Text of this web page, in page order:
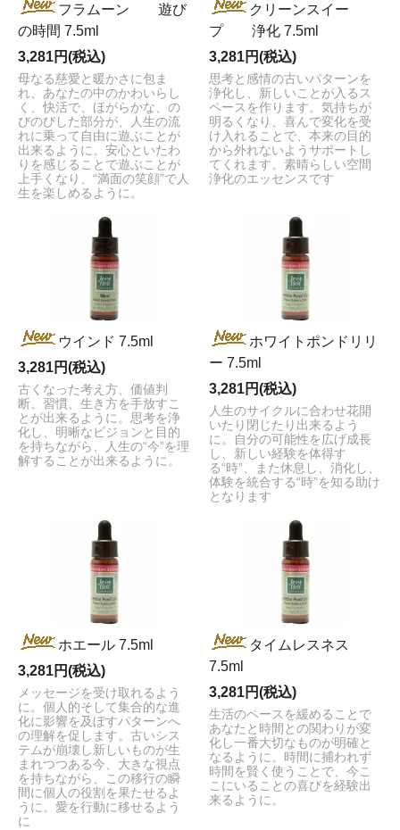
フラムーン 遊び
の時間 7.5ml
3,281円(税込)
母なる慈愛と暖かさに包ま
れ、あなたの中のかわいらし
く、快活で、ほがらかな、の
びのびした部分が、人生の流
れに乗って自由に遊ぶことが
出来るように。安心といたわ
りを感じることで遊ぶことが
上手くなり、“満面の笑顔”で人
生を楽しめるように。
クリーンスイー
プ 浄化 7.5ml
3,281円(税込)
思考と感情の古いパターンを
浄化し、新しいことが入るス
ペースを作ります。気持ちが
明るくなり、喜んで変化を受
け入れることで、本来の目的
から外れないようサポートし
てくれます。素晴らしい空間
浄化のエッセンスです
ウインド 7.5ml
3,281円(税込)
古くなった考え方、価値判
断、習慣、生き方を手放すこ
とが出来るように。思考を浄
化し、明晰なビジョンと目的
を持ちながら、人生の“今”を理
解することが出来るように。
ホワイトポンドリリ
ー 7.5ml
3,281円(税込)
人生のサイクルに合わせ花開
いたり閉じたり出来るよう
に。自分の可能性を広げ成長
し、新しい経験を体得す
る“時”、また休息し、消化し、
体験を統合する“時”を知る助け
となります
ホエール 7.5ml
3,281円(税込)
メッセージを受け取れるよう
に。個人的そして集合的な進
化に影響を及ぼすパターンへ
の理解を促します。古いシス
テムが崩壊し新しいものが生
まれつつある今、大きな視点
を持ちながら、この移行の瞬
間に個人の役割を果たせるよ
うに。愛を行動に移せるよう
に
タイムレスネス
7.5ml
3,281円(税込)
生活のペースを緩めることで
あなたと時間との関わりが変
化し一番大切なものが明確と
なるように。時間に捕われず
時間を賢く使うことで、今こ
こにいることの喜びを経験出
来るように。